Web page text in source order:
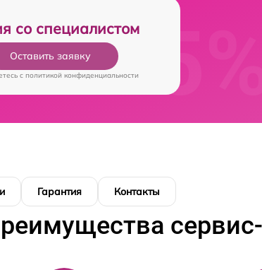
со специалистом
Оставить заявку
c политикой конфиденциальности
Гарантия Контакты